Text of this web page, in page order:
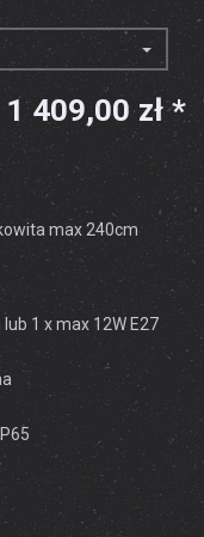
1 409,00 zł *
max 240cm
1 x max 12W E27